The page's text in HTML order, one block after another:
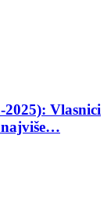
2025): Vlasnici
najviše…